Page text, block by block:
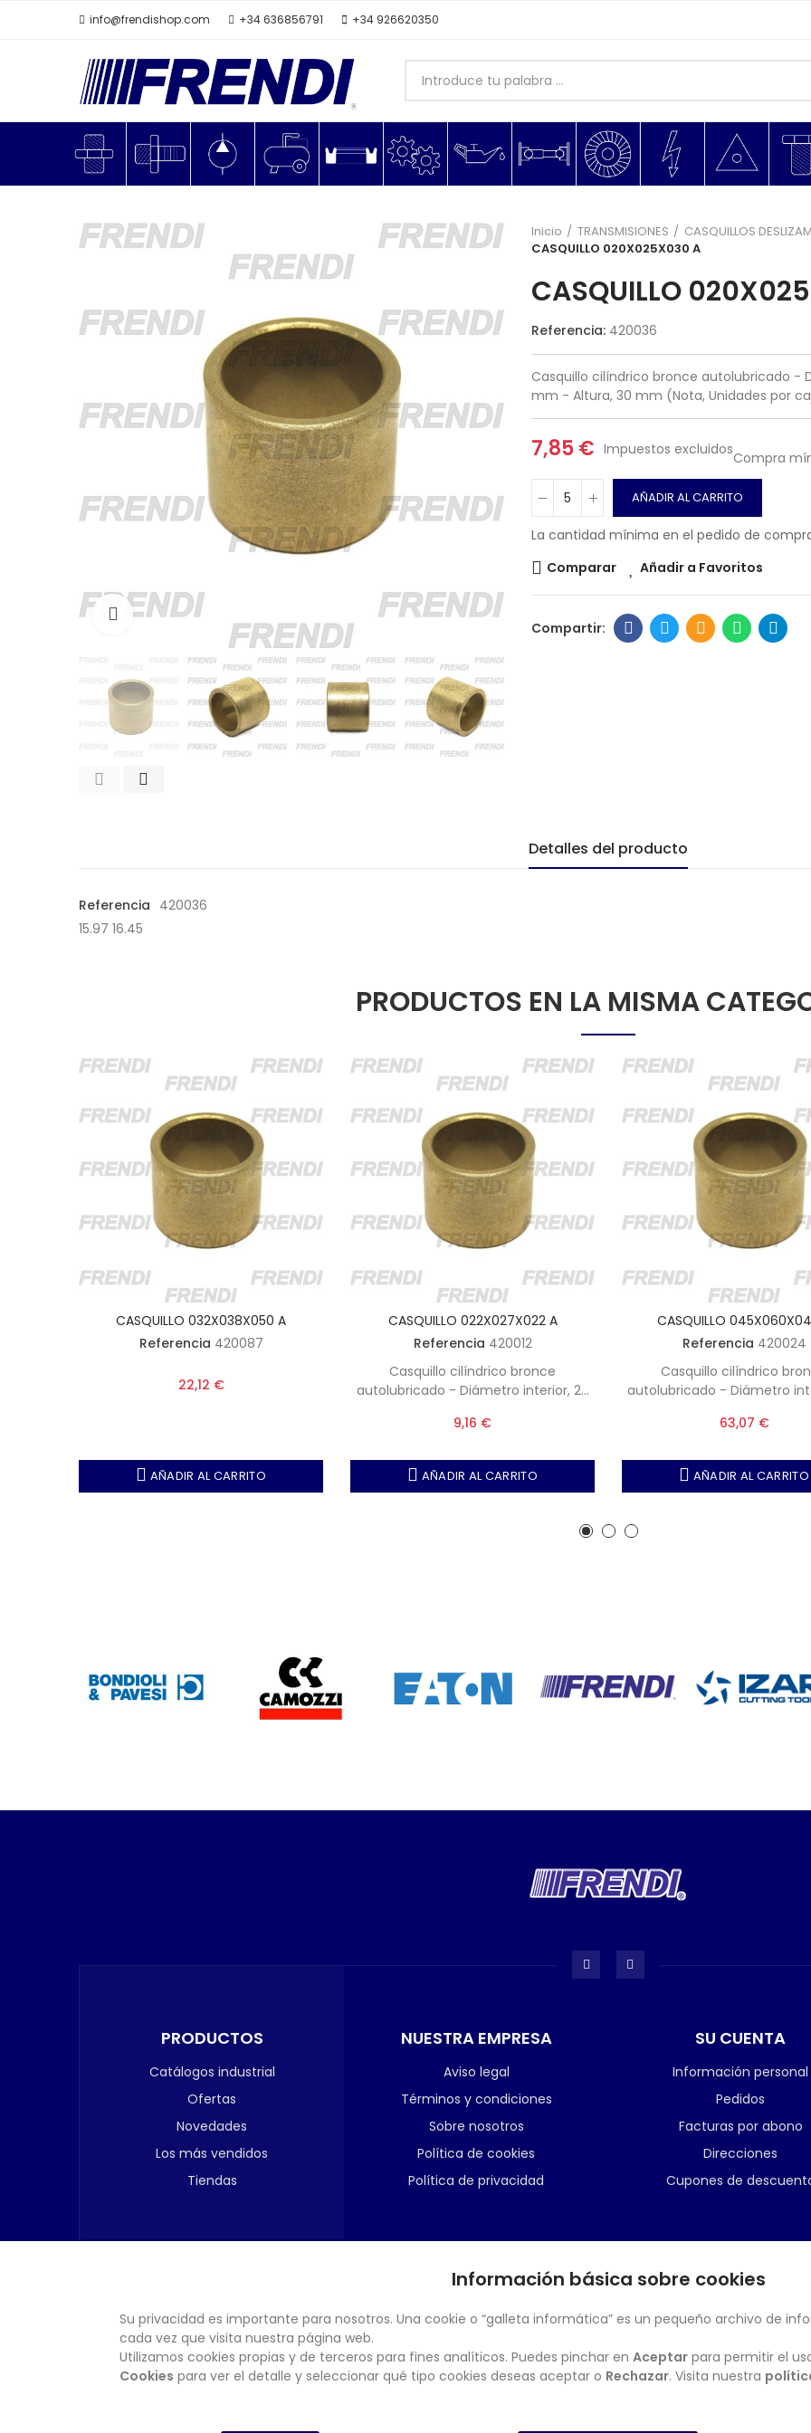
info@frendishop.com +34 636856791 +34 926620350
Click para agrandar
Inicio TRANSMISIONES
CASQUILLOS
CASQUILLO 020X025X030 A
CASQUILLO
Referencia: 420036
Casquillo cilíndrico bronce autolubricado -
mm - Altura, 30 mm (Nota, Unidades por
7,85 € Impuestos excluidosCompra
AÑADIR AL CARRITO
La cantidad mínima en el pedido de
Comparar
Añadir a Favoritos
Detalles del producto
Referencia 420036
15.97 16.45
PRODUCTOS EN LA MISMA
CASQUILLO 032X038X050 A
Referencia 420087
22,12 €
AÑADIR AL CARRITO
CASQUILLO 022X027X022 A
Referencia 420012
Casquillo cilíndrico bronce
autolubricado - Diámetro interior, 22
Altura, 22 mm (Nota, Unidades por
9,16 €
AÑADIR AL CARRITO
CASQUILLO
Referencia 420024
Casquillo cilíndrico
autolubricado - Diámetro
Altura, 45 mm
63,07 €
AÑADIR AL CARRITO
PRODUCTOS
Catálogos industrial
Ofertas
Novedades
Los más vendidos
Tiendas
NUESTRA EMPRESA
Aviso legal
Términos y condiciones
Sobre nosotros
Política de cookies
Política de privacidad
SU CUENTA
Información personal
Pedidos
Facturas por abono
Direcciones
Cupones de
BOLETÍN
Información básica sobre cookies
Su privacidad es importante para nosotros. Una cookie o “galleta informática” es un pequeño archivo de
cada vez que visita nuestra página web.
Utilizamos cookies propias y de terceros para fines analíticos. Puedes pinchar en Aceptar para permitir el
Cookies para ver el detalle y seleccionar qué tipo cookies deseas aceptar o Rechazar. Visita nuestra